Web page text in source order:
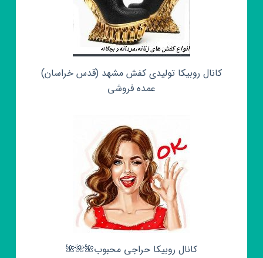
کانال روبیکا تولیدی کفش مشهد (قدس خراسان)
عمده فروشی
کانال روبیکا حراجی محبوب🌺🌺🌺